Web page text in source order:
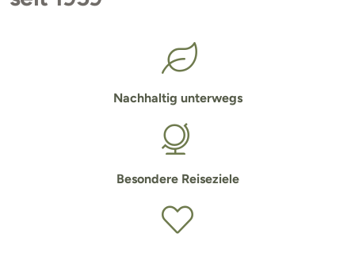
Nachhaltig unterwegs
Besondere Reiseziele